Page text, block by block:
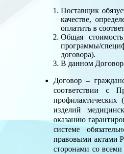
Поставщик
качестве,
оплатить в
Общая
программы/
договора).
В данном
Договор –
соответствии с
профилактических
изделий
оказанию
системе
правовыми актами
сторонами со